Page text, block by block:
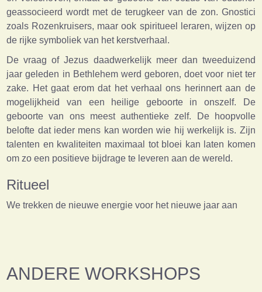
geassocieerd wordt met de terugkeer van de zon. Gnostici
zoals Rozenkruisers, maar ook spiritueel leraren, wijzen op
de rijke symboliek van het kerstverhaal.
De vraag of Jezus daadwerkelijk meer dan tweeduizend
jaar geleden in Bethlehem werd geboren, doet voor niet ter
zake. Het gaat erom dat het verhaal ons herinnert aan de
mogelijkheid van een heilige geboorte in onszelf. De
geboorte van ons meest authentieke zelf. De hoopvolle
belofte dat ieder mens kan worden wie hij werkelijk is. Zijn
talenten en kwaliteiten maximaal tot bloei kan laten komen
om zo een positieve bijdrage te leveren aan de wereld.
Ritueel
We trekken de nieuwe energie voor het nieuwe jaar aan
ANDERE WORKSHOPS